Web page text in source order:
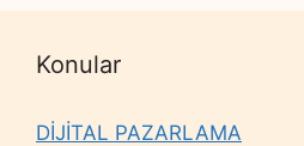
Konular
DİJİTAL PAZARLAMA